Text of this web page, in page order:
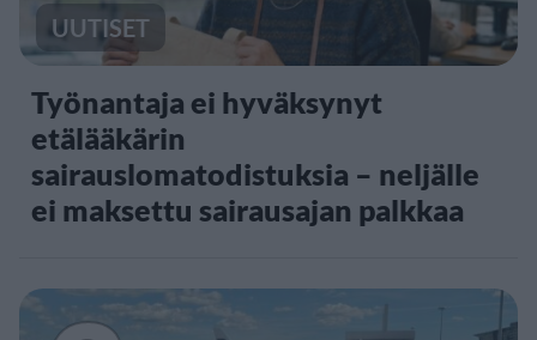
UUTISET
Työnantaja ei hyväksynyt
etälääkärin
sairauslomatodistuksia – neljälle
ei maksettu sairausajan palkkaa